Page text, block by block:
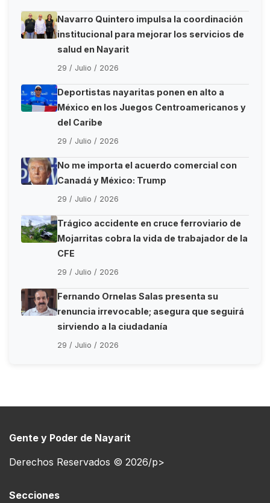
Navarro Quintero impulsa la coordinación
institucional para mejorar los servicios de
salud en Nayarit
29 / Julio / 2026
Deportistas nayaritas ponen en alto a
México en los Juegos Centroamericanos y
del Caribe
29 / Julio / 2026
No me importa el acuerdo comercial con
Canadá y México: Trump
29 / Julio / 2026
Trágico accidente en cruce ferroviario de
Mojarritas cobra la vida de trabajador de la
CFE
29 / Julio / 2026
Fernando Ornelas Salas presenta su
renuncia irrevocable; asegura que seguirá
sirviendo a la ciudadanía
29 / Julio / 2026
Gente y Poder de Nayarit
Derechos Reservados © 2026/p>
Secciones